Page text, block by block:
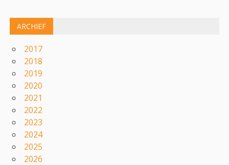
ARCHIEF
2017
2018
2019
2020
2021
2022
2023
2024
2025
2026